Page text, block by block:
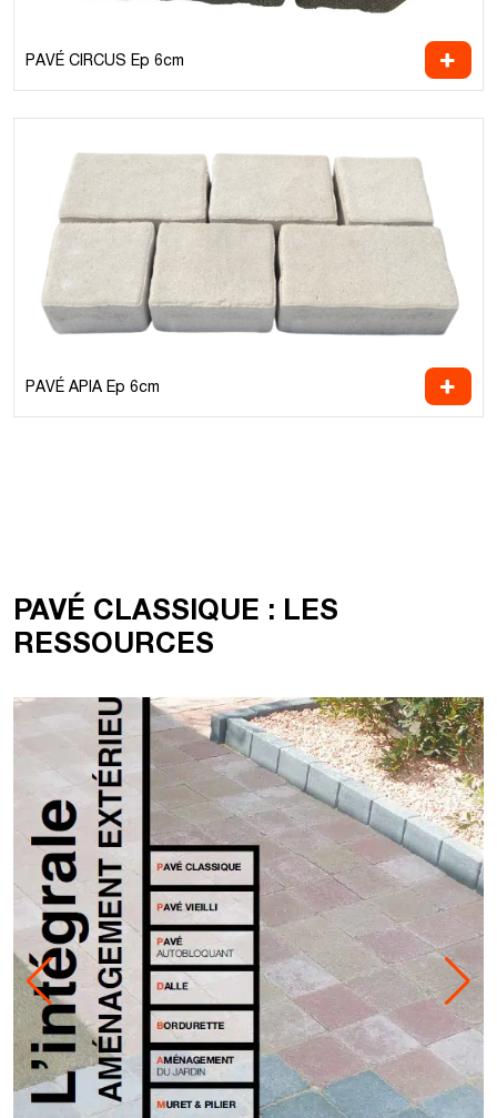
PAVÉ CIRCUS Ep 6cm
PAVÉ APIA Ep 6cm
PAVÉ CLASSIQUE : LES
RESSOURCES